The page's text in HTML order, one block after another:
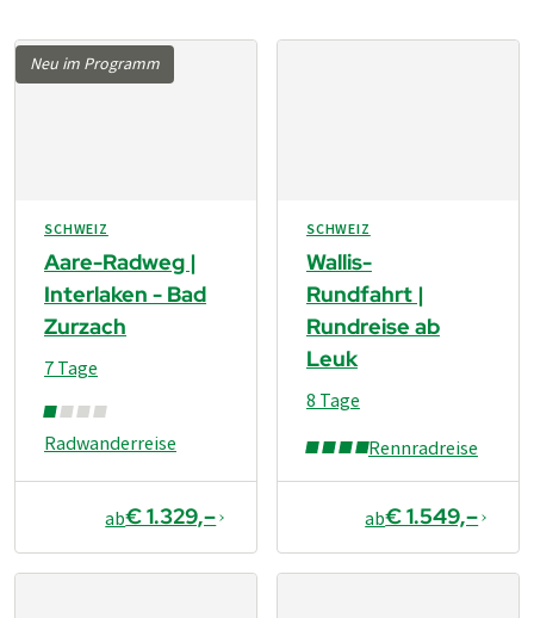
Neu im Programm
SCHWEIZ
Aare-Radweg |
Interlaken - Bad
Zurzach
Radwanderreise
7 Tage
ab€ 1.329,–
SCHWEIZ
Wallis-
Rundfahrt |
Rundreise ab
Leuk
Rennradreise
8 Tage
ab€ 1.549,–